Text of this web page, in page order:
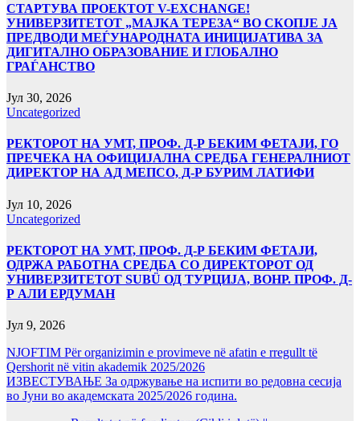
СТАРТУВА ПРОЕКТОТ V-EXCHANGE!
УНИВЕРЗИТЕТОТ „МАЈКА ТЕРЕЗА“ ВО СКОПЈЕ ЈА
ПРЕДВОДИ МЕЃУНАРОДНАТА ИНИЦИЈАТИВА ЗА
ДИГИТАЛНО ОБРАЗОВАНИЕ И ГЛОБАЛНО
ГРАЃАНСТВО
Јул 30, 2026
Uncategorized
РЕКТОРОТ НА УМТ, ПРОФ. Д-Р БЕКИМ ФЕТАЈИ, ГО
ПРЕЧЕКА НА ОФИЦИЈАЛНА СРЕДБА ГЕНЕРАЛНИОТ
ДИРЕКТОР НА АД МЕПСО, Д-Р БУРИМ ЛАТИФИ
Јул 10, 2026
Uncategorized
РЕКТОРОТ НА УМТ, ПРОФ. Д-Р БЕКИМ ФЕТАЈИ,
ОДРЖА РАБОТНА СРЕДБА СО ДИРЕКТОРОТ ОД
УНИВЕРЗИТЕТОТ SUBÜ ОД ТУРЦИЈА, ВОНР. ПРОФ. Д-
Р АЛИ ЕРДУМАН
Јул 9, 2026
NJOFTIM Për organizimin e provimeve në afatin e rregullt të
Qershorit në vitin akademik 2025/2026
ИЗВЕСТУВАЊЕ За одржување на испити во редовна сесија
во Јуни во академската 2025/2026 година.